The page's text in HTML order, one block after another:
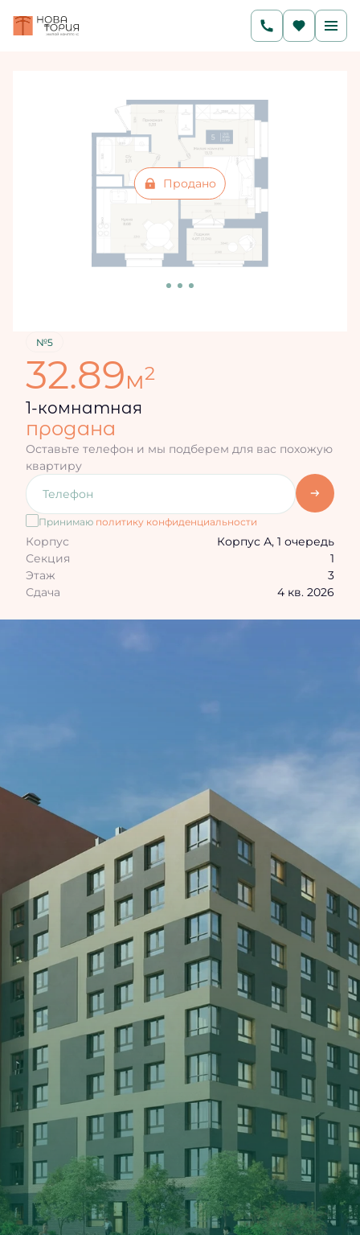
1-комнатная Цена по запросу
Ипотекаот 20 178 руб./мес.
Продано
№5
32.89м2
1-комнатная
продана
Оставьте телефон и мы подберем для вас похожую
квартиру
Принимаю политику конфиденциальности
Корпус
Корпус А, 1 очередь
Секция
1
Этаж
3
Сдача
4 кв. 2026